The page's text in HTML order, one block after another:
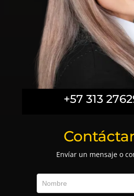
+57 313
Envíar un mensaje o